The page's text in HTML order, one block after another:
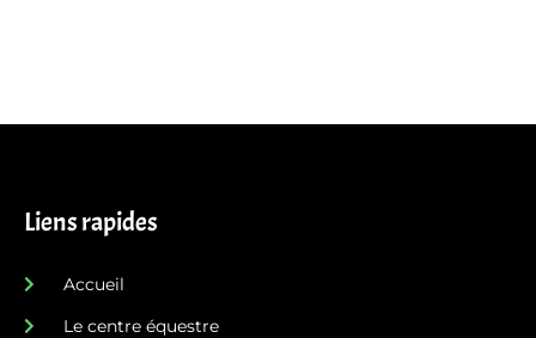
Liens rapides
Accueil
Le centre équestre